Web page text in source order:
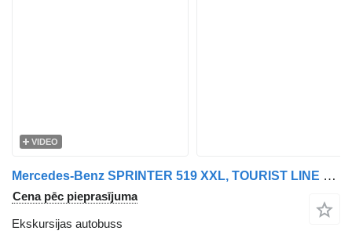
VIDEO
Mercedes-Benz SPRINTER 519 XXL, TOURIST LINE 20+1 !
Cena pēc pieprasījuma
Ekskursijas autobuss